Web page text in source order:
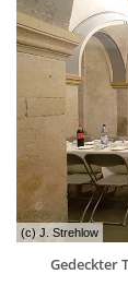
(c) J. Strehlow
Gedeckter